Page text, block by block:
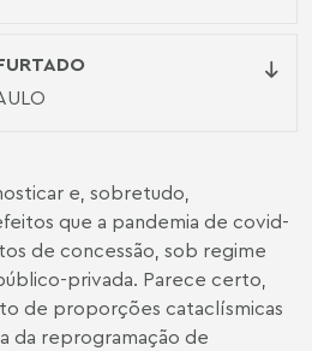
e, sobretudo,
que a pandemia de covid-
de concessão, sob regime
privada. Parece certo,
de proporções cataclísmicas
da reprogramação de